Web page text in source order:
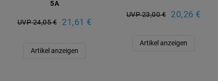
5A
UVP 24,05 € 21,61 €
Artikel anzeigen
UVP 23,00 € 20,26 €
Artikel anzeigen